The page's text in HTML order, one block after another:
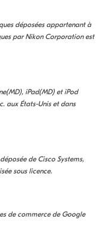
déposées appartenant à
par Nikon Corporation est
iPad(MD) et iPod
aux États-Unis et dans
de Cisco Systems,
sous licence.
de commerce de Google